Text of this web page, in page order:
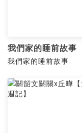
我們家的睡前故事
我們家的睡前故事